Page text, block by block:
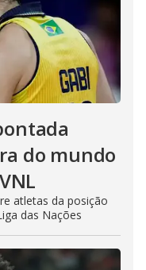
do mundo
atletas da posição
das Nações